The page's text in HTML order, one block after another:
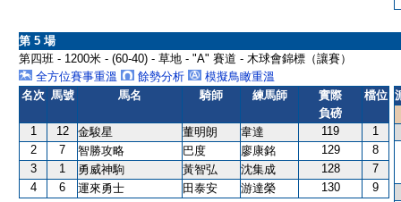
第 5 場
第四班 - 1200米 - (60-40) - 草地 - "A" 賽道 - 木球會錦標（讓賽）
全方位賽事重溫
餘勢分析
模擬鳥瞰重溫
名次 馬號 馬名 騎師 練馬師
實際
負磅
檔位
1 12 金駿星 董明朗 韋達 119
1
2
7 智勝攻略 巴度 廖康銘 129
8
3
1 勇威神駒 黃智弘 沈集成 128
7
4
6 運來勇士 田泰安 游達榮 130 9